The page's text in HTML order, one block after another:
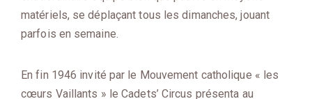
matériels, se déplaçant tous les dimanches, jouant
parfois en semaine.
En fin 1946 invité par le Mouvement catholique « les
cœurs Vaillants » le Cadets’ Circus présenta au